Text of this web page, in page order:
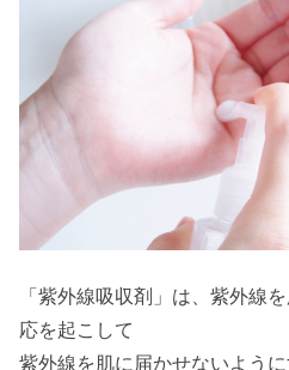
「紫外線吸収剤」は、紫外線
応を起こして
紫外線を肌に届かせないよう